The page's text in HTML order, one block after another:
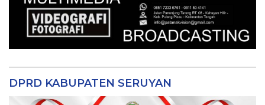
DPRD KABUPATEN SERUYAN